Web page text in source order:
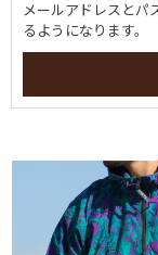
メールアドレスとパ
るようになります。